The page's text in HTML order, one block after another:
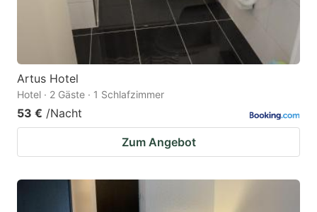
Artus Hotel
Hotel · 2 Gäste · 1 Schlafzimmer
53 € /Nacht
Zum Angebot